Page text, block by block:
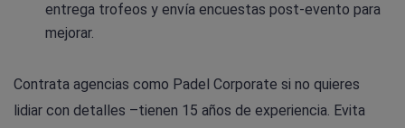
entrega trofeos y envía encuestas post-evento para
mejorar.
Contrata agencias como Padel Corporate si no quieres
lidiar con detalles –tienen 15 años de experiencia. Evita